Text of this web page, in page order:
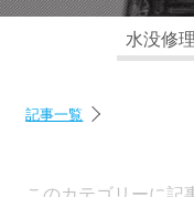
アクセス
水没修理
記事一覧